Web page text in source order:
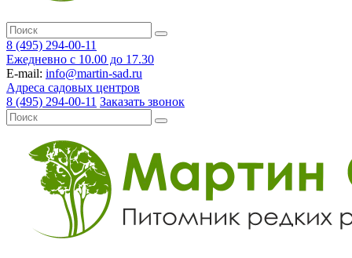
8 (495) 294-00-11
Ежедневно с 10.00 до 17.30
E-mail: info@martin-sad.ru
Адреса садовых центров
8 (495) 294-00-11 Заказать звонок